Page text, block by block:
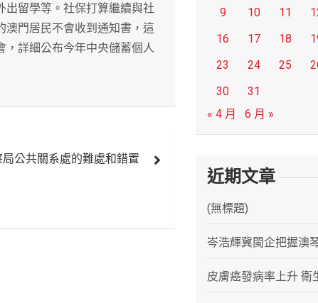
出留學等。社保打算繼續與社
澳門居民不會收到通知書，這
，詳細公布今年中央儲蓄個人
局公共關系處的難處和錯置
9
10 11
16
17 18
23
24 25
30
31
« 4 月
6 月 »
近期文章
(無標題)
岑浩輝冀閩企把握澳
皮膚癌發病率上升 衛